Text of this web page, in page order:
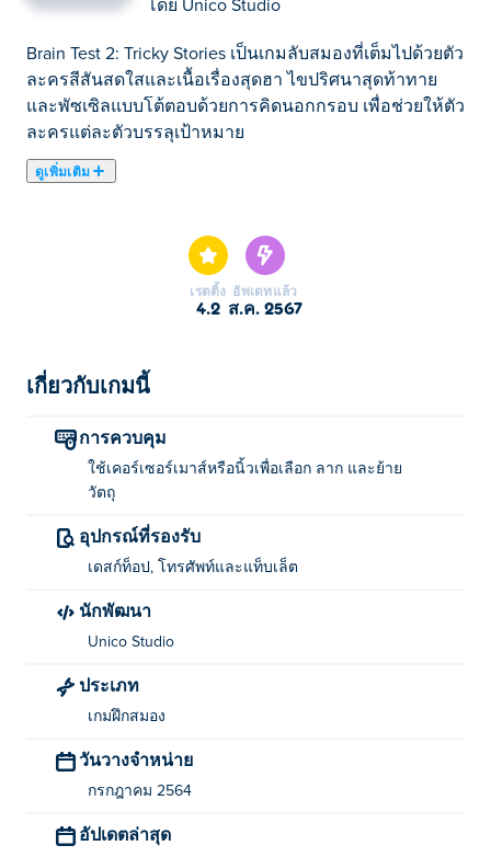
โดย Unico Studio
Brain Test 2: Tricky Stories เป็นเกมลับสมองที่เต็มไปด้วยตัว
ละครสีสันสดใสและเนื้อเรื่องสุดฮา ไขปริศนาสุดท้าทาย
และพัซเซิลแบบโต้ตอบด้วยการคิดนอกกรอบ เพื่อช่วยให้ตัว
ละครแต่ละตัวบรรลุเป้าหมาย
ดูเพิ่มเติม
เรตติ้ง
4.2
อัพเดทแล้ว
ส.ค. 2567
เกี่ยวกับเกมนี้
การควบคุม
ใช้เคอร์เซอร์เมาส์หรือนิ้วเพื่อเลือก ลาก และย้าย
วัตถุ
อุปกรณ์ที่รองรับ
เดสก์ท็อป, โทรศัพท์และแท็บเล็ต
นักพัฒนา
Unico Studio
ประเภท
เกมฝึกสมอง
วันวางจำหน่าย
กรกฎาคม 2564
อัปเดตล่าสุด